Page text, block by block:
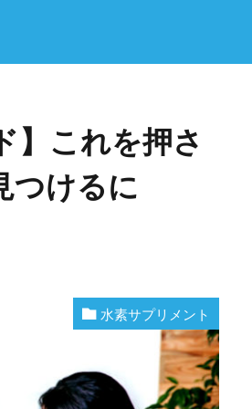
】これを押さ
つけるに
水素サプリメント